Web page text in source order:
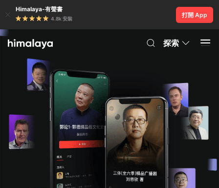
Himalaya-有聲書
4.8k 安裝
打開 App
探索